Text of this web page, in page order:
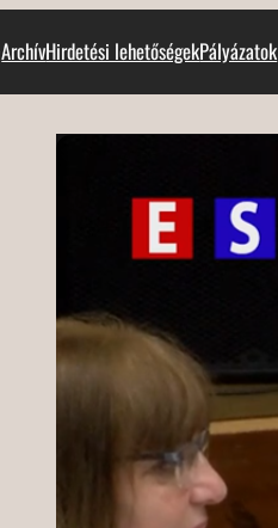
ArchívHirdetési lehetőségekPályázatok